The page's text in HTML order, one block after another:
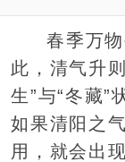
春季万
此，清气升
生”与“冬藏”
如果清阳之
用，就会出